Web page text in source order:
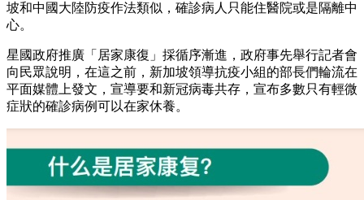
坡和中國大陸防疫作法類似，確診病人只能住醫院或是隔離中
心。
星國政府推廣「居家康復」採循序漸進，政府事先舉行記者會
向民眾說明，在這之前，新加坡領導抗疫小組的部長們輪流在
平面媒體上發文，宣導要和新冠病毒共存，宣布多數只有輕微
症狀的確診病例可以在家休養。